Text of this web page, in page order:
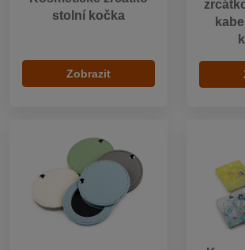
stolní kočka
Zobrazit